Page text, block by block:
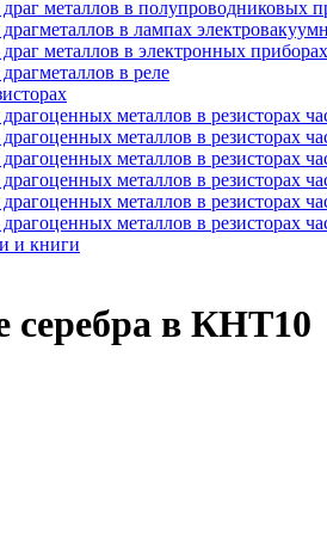
металлов в полупроводниковых
в лампах
металлов в электронных приборах
в реле
металлов в резисторах
металлов в резисторах
металлов в резисторах
металлов в резисторах
металлов в резисторах
металлов в резисторах
и книги
серебра в КНТ10